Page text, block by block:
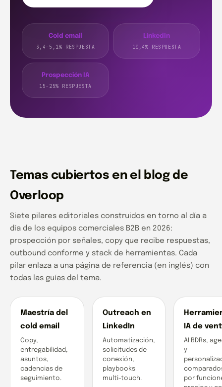
Cold email
3,4-5,1% RESPUESTA
LinkedIn
10,4% RESPUESTA
Prospección IA
15-25% RESPUESTA
Temas cubiertos en el blog de
Overloop
Siete pilares editoriales construidos en torno al día a
día de los equipos comerciales B2B en 2026:
prospección por señales, copy que recibe respuestas,
outbound conforme y stack de herramientas. Cada
pilar enlaza a una página de referencia (en inglés) con
todas las guías del tema.
Maestría del
cold email
Copy,
entregabilidad,
asuntos,
cadencias de
seguimiento.
Outreach en
LinkedIn
Automatización,
solicitudes de
conexión,
playbooks
multi-touch.
IA de
AI BDRs,
y
por